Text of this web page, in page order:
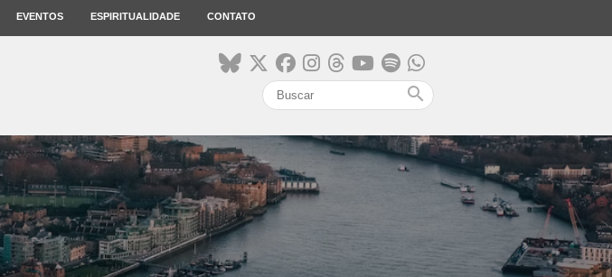
EVENTOS ESPIRITUALIDADE CONTATO
search